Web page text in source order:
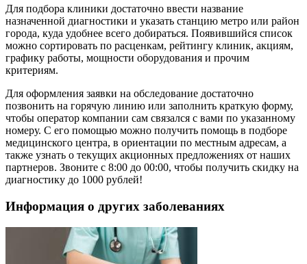
Для подбора клиники достаточно ввести название
назначенной диагностики и указать станцию метро или район
города, куда удобнее всего добираться. Появившийся список
можно сортировать по расценкам, рейтингу клиник, акциям,
графику работы, мощности оборудования и прочим
критериям.
Для оформления заявки на обследование достаточно
позвонить на горячую линию или заполнить краткую форму,
чтобы оператор компании сам связался с вами по указанному
номеру. С его помощью можно получить помощь в подборе
медицинского центра, в ориентации по местным адресам, а
также узнать о текущих акционных предложениях от наших
партнеров. Звоните с 8:00 до 00:00, чтобы получить скидку на
диагностику до 1000 рублей!
Информация о других заболеваниях